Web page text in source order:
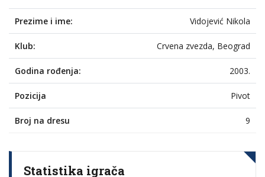
Prezime i ime: Vidojević Nikola
Klub: Crvena zvezda, Beograd
Godina rođenja: 2003.
Pozicija Pivot
Broj na dresu 9
Statistika igrača